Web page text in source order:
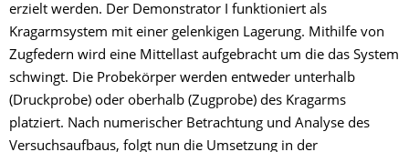
erzielt werden. Der Demonstrator I funktioniert als
Kragarmsystem mit einer gelenkigen Lagerung. Mithilfe von
Zugfedern wird eine Mittellast aufgebracht um die das System
schwingt. Die Probekörper werden entweder unterhalb
(Druckprobe) oder oberhalb (Zugprobe) des Kragarms
platziert. Nach numerischer Betrachtung und Analyse des
Versuchsaufbaus, folgt nun die Umsetzung in der